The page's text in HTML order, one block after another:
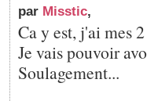
par Misstic,
Ca y est, j'ai mes
Je vais pouvoir
Soulagement...